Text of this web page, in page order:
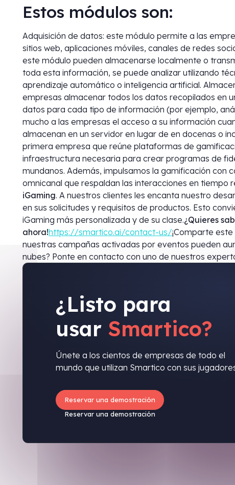
Estos módulos son:
Adquisición de datos: este módulo permite a las
sitios web, aplicaciones móviles, canales de redes
este módulo pueden almacenarse localmente o
toda esta información, se puede analizar utilizando
aprendizaje automático o inteligencia artificial.
empresas almacenar todos los datos recopilados en
datos para cada tipo de información (por ejemplo,
mucho a las empresas el acceso a su información
almacenan en un servidor en lugar de en docenas o
primera empresa que reúne plataformas de
infraestructura necesaria para crear programas de
mundanos. Además, impulsamos la gamificación con
omnicanal que respaldan las interacciones en tiempo
iGaming. A nuestros clientes les encanta nuestro
en sus solicitudes y requisitos de productos. Esto
iGaming más personalizada y de su clase.¿Quieres
ahora!https://smartico.ai/contact-us/¡Comparte
nuestras campañas activadas por eventos pueden
nubes? Ponte en contacto con uno de nuestros
¿Listo para
usar Smartico?
Únete a los cientos de empresas de todo el
mundo que utilizan Smartico con sus
Reservar una demostración